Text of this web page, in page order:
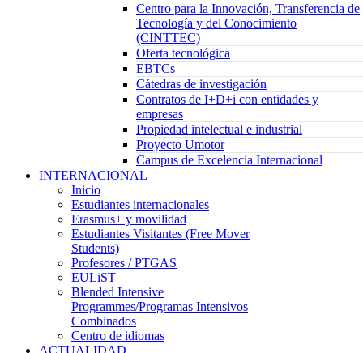
Centro para la Innovación, Transferencia de
Tecnología y del Conocimiento
(CINTTEC)
Oferta tecnológica
EBTCs
Cátedras de investigación
Contratos de I+D+i con entidades y
empresas
Propiedad intelectual e industrial
Proyecto Umotor
Campus de Excelencia Internacional
INTERNACIONAL
Inicio
Estudiantes internacionales
Erasmus+ y movilidad
Estudiantes Visitantes (Free Mover
Students)
Profesores / PTGAS
EULiST
Blended Intensive
Programmes/Programas Intensivos
Combinados
Centro de idiomas
ACTUALIDAD